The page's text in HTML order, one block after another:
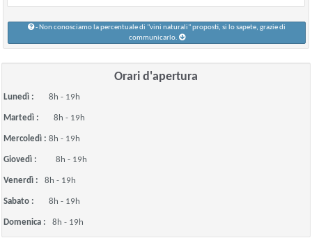
- Non conosciamo la percentuale di "vini naturali" proposti, si lo sapete, grazie di
communicarlo.
Orari d'apertura
Lunedì : 8h - 19h
Martedì : 8h - 19h
Mercoledì : 8h - 19h
Giovedì : 8h - 19h
Venerdì : 8h - 19h
Sabato : 8h - 19h
Domenica : 8h - 19h